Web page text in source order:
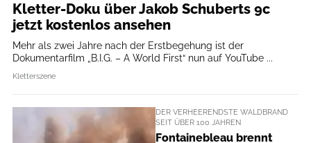
Kletter-Doku über Jakob Schuberts 9c
jetzt kostenlos ansehen
Mehr als zwei Jahre nach der Erstbegehung ist der
Dokumentarfilm „B.I.G. – A World First“ nun auf YouTube ...
Kletterszene
DER VERHEERENDSTE WALDBRAND
SEIT ÜBER 100 JAHREN
Fontainebleau brennt